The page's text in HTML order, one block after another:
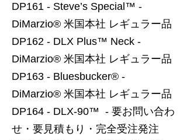
DP161 - Steve’s Special™ -
DiMarzio® 米国本社 レギュラー品
DP162 - DLX Plus™ Neck -
DiMarzio® 米国本社 レギュラー品
DP163 - Bluesbucker® -
DiMarzio® 米国本社 レギュラー品
DP164 - DLX-90™ - 要お問い合わ
せ・要見積もり・完全受注発注